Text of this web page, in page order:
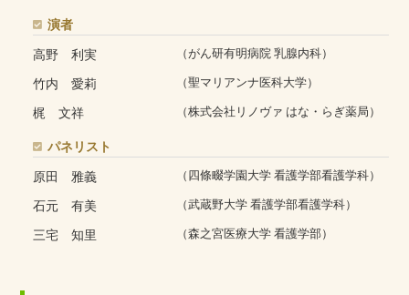
演者
高野 利実
（がん研有明病院 乳腺内科）
竹内 愛莉 （聖マリアンナ医科大学）
梶 文祥 （株式会社リノヴァ はな・らぎ薬局）
パネリスト
原田 雅義
（四條畷学園大学 看護学部看護学科）
石元 有美 （武蔵野大学 看護学部看護学科）
三宅 知里 （森之宮医療大学 看護学部）